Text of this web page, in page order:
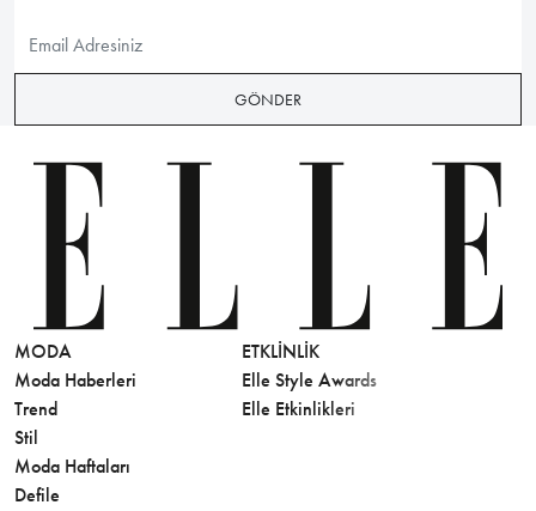
GÖNDER
MODA
Moda Haberleri
Trend
Stil
Moda Haftaları
Defile
ETKLINLIK
Elle Style Awards
Elle Etkinlikleri